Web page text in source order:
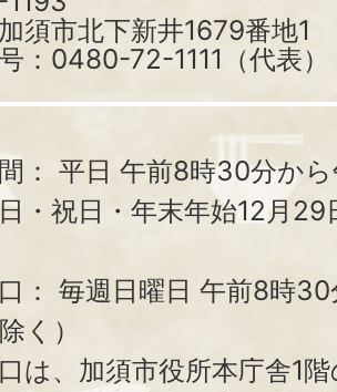
須市北下新井1679番地1
：0480-72-1111（代表）
： 平日 午前8時30分か
・祝日・年末年始12月
： 毎週日曜日 午前8時
く）
は、加須市役所本庁舎1